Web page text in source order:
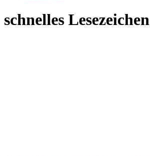
schnelles Lesezeichen